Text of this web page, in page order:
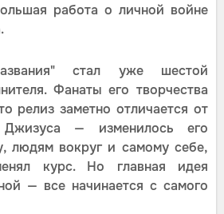
работа о личной войне
стал уже шестой
Фанаты его творчества
релиз заметно отличается от
— изменилось его
людям вокруг и самому себе,
курс. Но главная идея
— все начинается с самого